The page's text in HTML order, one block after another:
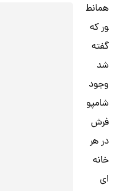
همانط
ور که
گفته
شد
وجود
شامپو
فرش
در هر
خانه
ای